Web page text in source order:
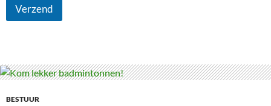
Verzend
BESTUUR